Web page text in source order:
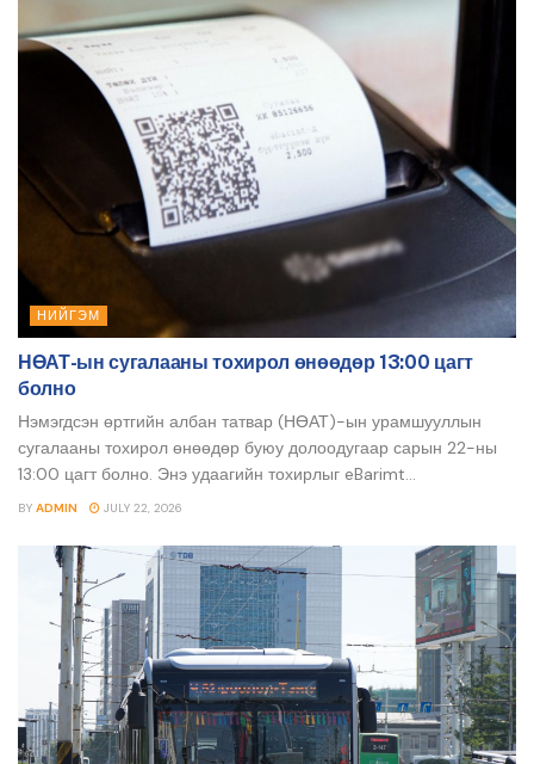
НИЙГЭМ
НӨАТ-ын сугалааны тохирол өнөөдөр 13:00 цагт
болно
Нэмэгдсэн өртгийн албан татвар (НӨАТ)-ын урамшууллын
сугалааны тохирол өнөөдөр буюу долоодугаар сарын 22-ны
13:00 цагт болно. Энэ удаагийн тохирлыг eBarimt...
BY ADMIN JULY 22, 2026